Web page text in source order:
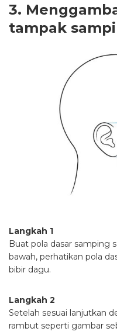
3.
tampak
Langkah 1
Buat pola dasar samping
bawah, perhatikan pola
bibir dagu.
Langkah 2
Setelah sesuai lanjutkan
rambut seperti gambar